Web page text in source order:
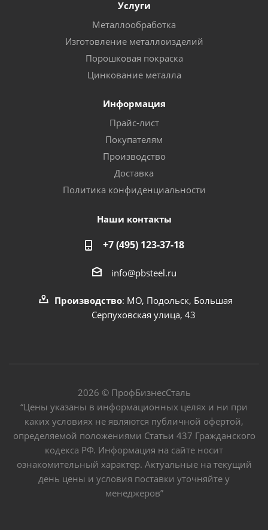
Услуги
Металлообработка
Изготовление металлоизделий
Порошковая покраска
Цинкование металла
Информация
Прайс-лист
Покупателям
Производство
Доставка
Политика конфиденциальности
Наши контакты
+7 (495) 123-37-18
info@pbsteel.ru
Производство: МО, Подольск, Большая
Серпуховская улица, 43
2026 © ПрофБизнесСталь
“Цены указаны в информационных целях и ни при
каких условиях не являются публичной офертой,
определяемой положениями Статьи 437 Гражданского
кодекса РФ. Информация на сайте носит
ознакомительный характер. Актуальные на текущий
день цены и условия поставки уточняйте у
менеджеров”